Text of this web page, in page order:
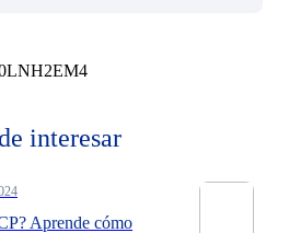
por cada compra. Estas millas
boletos de avión, upgrades y
para quienes disfrutan de viajar
interesar
Aprende cómo